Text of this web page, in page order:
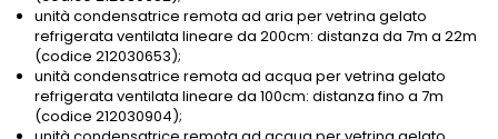
unità condensatrice remota ad aria per vetrina gelato
refrigerata ventilata lineare da 200cm: distanza da 7m a 22m
(codice 212030653);
unità condensatrice remota ad acqua per vetrina gelato
refrigerata ventilata lineare da 100cm: distanza fino a 7m
(codice 212030904);